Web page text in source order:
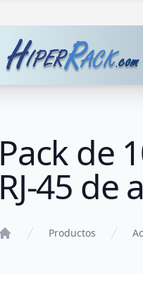
Pack de
RJ-45 de
Productos